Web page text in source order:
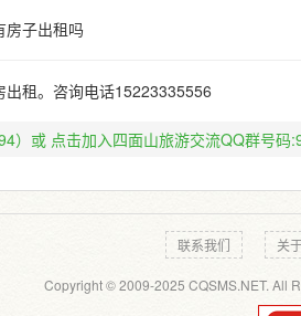
房子出租吗
出租。咨询电话15223335556
）或 点击加入四面山旅游交流QQ群号码
联系我们 关
Copyright © 2009-2025 CQSMS.NET. All